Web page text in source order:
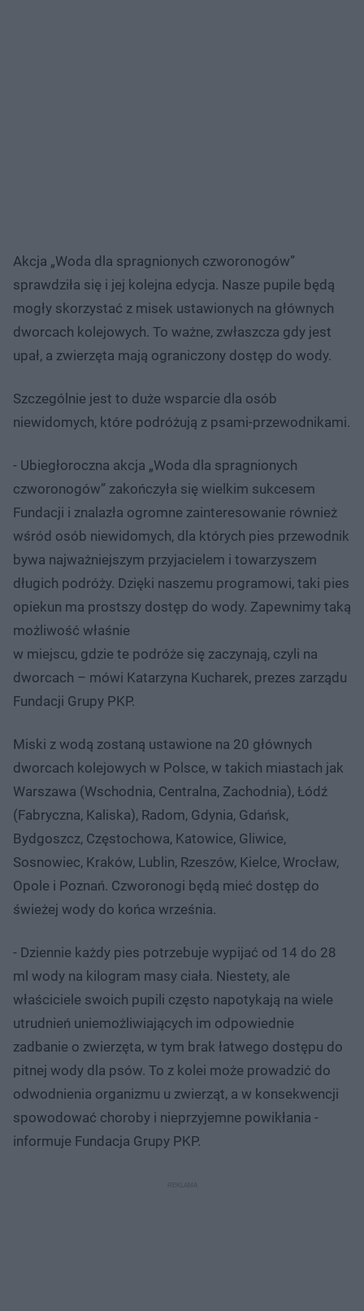
Akcja „Woda dla spragnionych czworonogów”
sprawdziła się i jej kolejna edycja. Nasze pupile będą
mogły skorzystać z misek ustawionych na głównych
dworcach kolejowych. To ważne, zwłaszcza gdy jest
upał, a zwierzęta mają ograniczony dostęp do wody.
Szczególnie jest to duże wsparcie dla osób
niewidomych, które podróżują z psami-przewodnikami.
- Ubiegłoroczna akcja „Woda dla spragnionych
czworonogów” zakończyła się wielkim sukcesem
Fundacji i znalazła ogromne zainteresowanie również
wśród osób niewidomych, dla których pies przewodnik
bywa najważniejszym przyjacielem i towarzyszem
długich podróży. Dzięki naszemu programowi, taki pies
opiekun ma prostszy dostęp do wody. Zapewnimy taką
możliwość właśnie
w miejscu, gdzie te podróże się zaczynają, czyli na
dworcach – mówi Katarzyna Kucharek, prezes zarządu
Fundacji Grupy PKP.
Miski z wodą zostaną ustawione na 20 głównych
dworcach kolejowych w Polsce, w takich miastach jak
Warszawa (Wschodnia, Centralna, Zachodnia), Łódź
(Fabryczna, Kaliska), Radom, Gdynia, Gdańsk,
Bydgoszcz, Częstochowa, Katowice, Gliwice,
Sosnowiec, Kraków, Lublin, Rzeszów, Kielce, Wrocław,
Opole i Poznań. Czworonogi będą mieć dostęp do
świeżej wody do końca września.
- Dziennie każdy pies potrzebuje wypijać od 14 do 28
ml wody na kilogram masy ciała. Niestety, ale
właściciele swoich pupili często napotykają na wiele
utrudnień uniemożliwiających im odpowiednie
zadbanie o zwierzęta, w tym brak łatwego dostępu do
pitnej wody dla psów. To z kolei może prowadzić do
odwodnienia organizmu u zwierząt, a w konsekwencji
spowodować choroby i nieprzyjemne powikłania -
informuje Fundacja Grupy PKP.